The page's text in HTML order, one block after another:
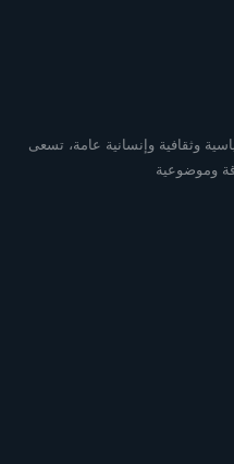
وثقافية وإنسانية عامة، تسعى
وموضوعية